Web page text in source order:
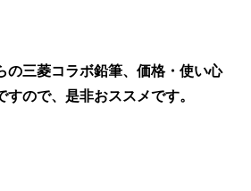
の三菱コラボ鉛筆、価格・使い心
ので、是非おススメです。